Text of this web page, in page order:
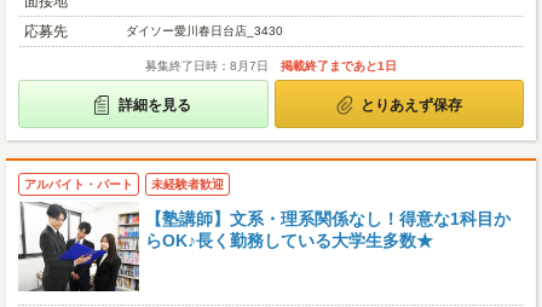
応募先
ダイソー愛川春日台店_3430
募集終了日時：8月7日 掲載終了まであと1日
詳細を見る とりあえず保存
アルバイト・パート 未経験者歓迎
【塾講師】文系・理系関係なし！得意な1科目か
らOK♪長く勤務している大学生多数★